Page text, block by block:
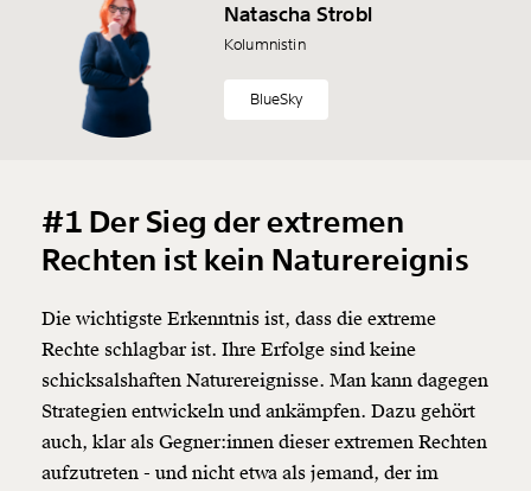
Natascha Strobl
Kolumnistin
BlueSky
#1 Der Sieg der extremen
Rechten ist kein Naturereignis
Die wichtigste Erkenntnis ist, dass die extreme
Rechte schlagbar ist. Ihre Erfolge sind keine
schicksalshaften Naturereignisse. Man kann dagegen
Strategien entwickeln und ankämpfen. Dazu gehört
auch, klar als Gegner:innen dieser extremen Rechten
aufzutreten - und nicht etwa als jemand, der im